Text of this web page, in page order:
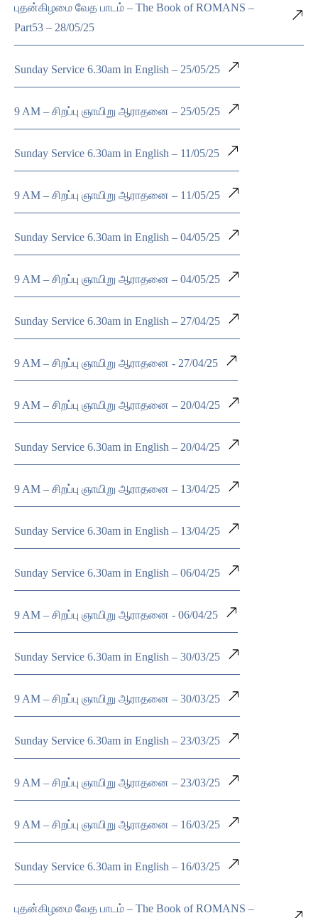
புதன்கிழமை வேத பாடம் – The Book of ROMANS –
Part53 – 28/05/25
Sunday Service 6.30am in English – 25/05/25
9 AM – சிறப்பு ஞாயிறு ஆராதனை – 25/05/25
Sunday Service 6.30am in English – 11/05/25
9 AM – சிறப்பு ஞாயிறு ஆராதனை – 11/05/25
Sunday Service 6.30am in English – 04/05/25
9 AM – சிறப்பு ஞாயிறு ஆராதனை – 04/05/25
Sunday Service 6.30am in English – 27/04/25
9 AM – சிறப்பு ஞாயிறு ஆராதனை - 27/04/25
9 AM – சிறப்பு ஞாயிறு ஆராதனை – 20/04/25
Sunday Service 6.30am in English – 20/04/25
9 AM – சிறப்பு ஞாயிறு ஆராதனை – 13/04/25
Sunday Service 6.30am in English – 13/04/25
Sunday Service 6.30am in English – 06/04/25
9 AM – சிறப்பு ஞாயிறு ஆராதனை - 06/04/25
Sunday Service 6.30am in English – 30/03/25
9 AM – சிறப்பு ஞாயிறு ஆராதனை – 30/03/25
Sunday Service 6.30am in English – 23/03/25
9 AM – சிறப்பு ஞாயிறு ஆராதனை – 23/03/25
9 AM – சிறப்பு ஞாயிறு ஆராதனை – 16/03/25
Sunday Service 6.30am in English – 16/03/25
புதன்கிழமை வேத பாடம் – The Book of ROMANS –